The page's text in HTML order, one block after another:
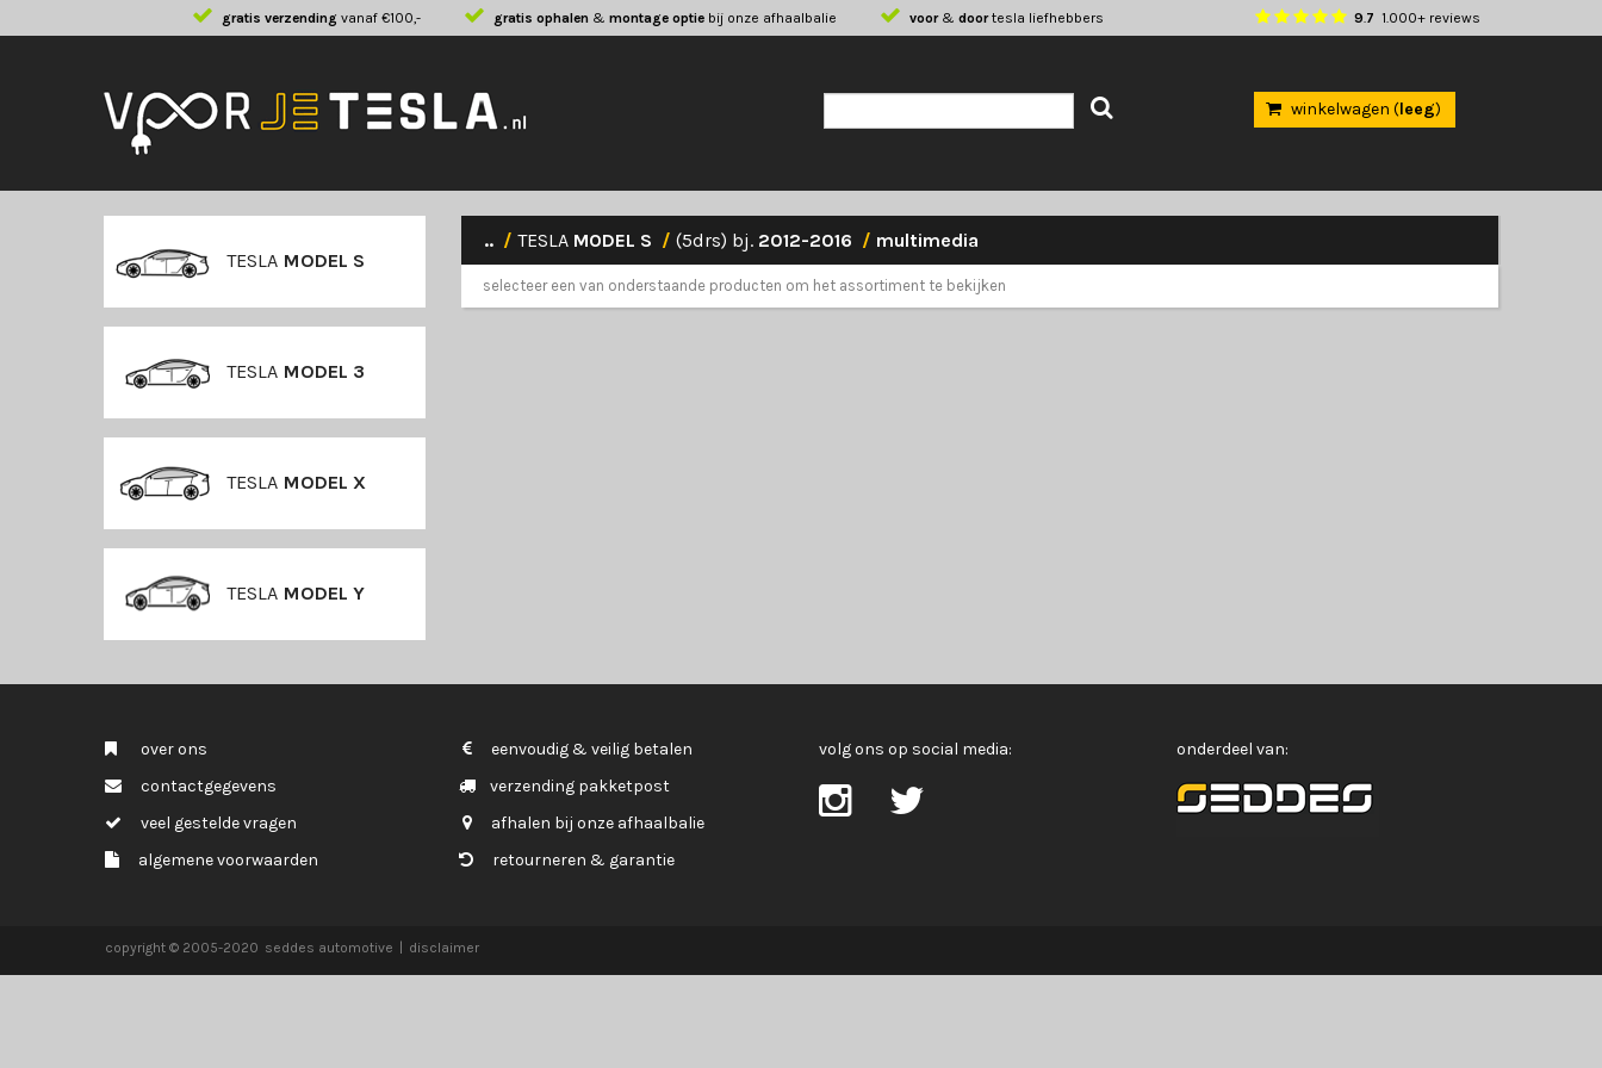
gratis verzending vanaf €100,- gratis ophalen & montage optie bij onze afhaalbalie voor& door tesla liefhebbers 9.7 1.000+ reviews
winkelwagen (leeg)
TESLA MODEL S
TESLA MODEL 3
TESLA MODEL X
TESLA MODEL Y
.. / TESLA MODEL S / (5drs) bj. 2012-2016 / multimedia
selecteer een van onderstaande producten om het assortiment te bekijken
over ons
contactgegevens
veel gestelde vragen
algemene voorwaarden
eenvoudig & veilig betalen
verzending pakketpost
afhalen bij onze afhaalbalie
retourneren & garantie
volg ons op social media: onderdeel van:
copyright © 2005-2020 seddes automotive disclaimer